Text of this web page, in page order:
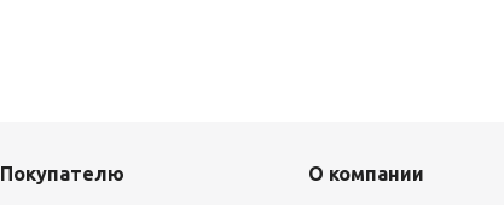
Покупателю О компании